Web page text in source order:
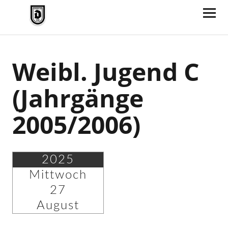
TV Jahn Duderstadt
Weibl. Jugend C
(Jahrgänge
2005/2006)
2025
Mittwoch
27
August